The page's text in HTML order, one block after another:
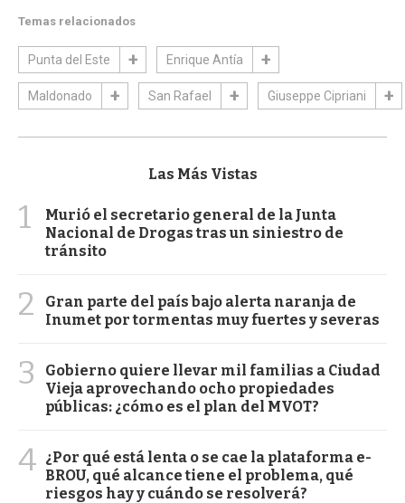
Temas relacionados
Punta del Este Enrique Antía
Maldonado San Rafael Giuseppe Cipriani
Las Más Vistas
1
Murió el secretario general de la Junta
Nacional de Drogas tras un siniestro de
tránsito
2
Gran parte del país bajo alerta naranja de
Inumet por tormentas muy fuertes y severas
3
Gobierno quiere llevar mil familias a Ciudad
Vieja aprovechando ocho propiedades
públicas: ¿cómo es el plan del MVOT?
4 ¿Por qué está lenta o se cae la plataforma e-
BROU, qué alcance tiene el problema, qué
riesgos hay y cuándo se resolverá?